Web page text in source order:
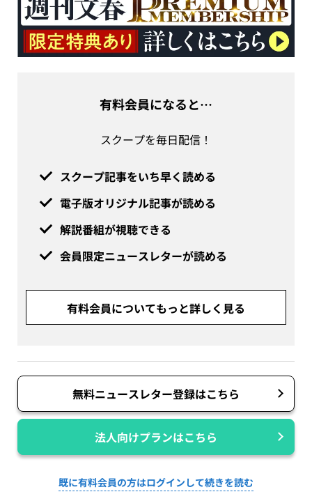
有料会員になると…
スクープを毎日配信！
スクープ記事をいち早く読める
電子版オリジナル記事が読める
解説番組が視聴できる
会員限定ニュースレターが読める
有料会員についてもっと詳しく見る
無料ニュースレター登録はこちら
法人向けプランはこちら
既に有料会員の方はログインして続きを読む